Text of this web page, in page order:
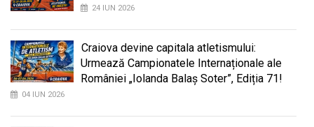
24 IUN 2026
Craiova devine capitala atletismului:
Urmează Campionatele Internaționale ale
României „Iolanda Balaș Soter”, Ediția 71!
04 IUN 2026